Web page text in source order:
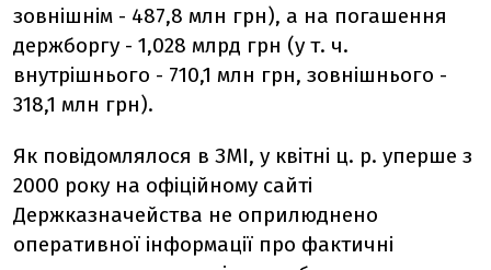
зовнішнім - 487,8 млн грн), а на погашення
держборгу - 1,028 млрд грн (у т. ч.
внутрішнього - 710,1 млн грн, зовнішнього -
318,1 млн грн).
Як повідомлялося в ЗМІ, у квітні ц. р. уперше з
2000 року на офіційному сайті
Держказначейства не оприлюднено
оперативної інформації про фактичні